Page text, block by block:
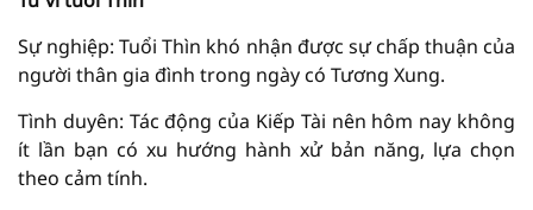
Sự nghiệp: Tuổi Thìn khó nhận được sự chấp thuận của
người thân gia đình trong ngày có Tương Xung.
Tình duyên: Tác động của Kiếp Tài nên hôm nay không
ít lần bạn có xu hướng hành xử bản năng, lựa chọn
theo cảm tính.